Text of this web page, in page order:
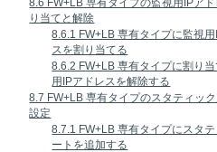
8.6 FW+LB 専有タイプの監視用IPアド
り当てと解除
8.6.1 FW+LB 専有タイプに監視
スを割り当てる
8.6.2 FW+LB 専有タイプに割り
用IPアドレスを解除する
8.7 FW+LB 専有タイプのスタティッ
設定
8.7.1 FW+LB 専有タイプにスタ
ートを追加する